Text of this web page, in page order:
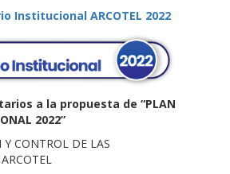
ARCOTEL 2022
a la propuesta de “PLAN
2022”
Y CONTROL DE LAS